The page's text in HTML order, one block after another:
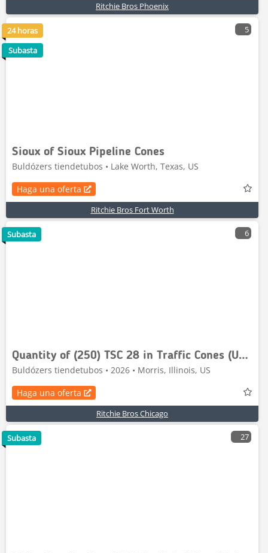
Ritchie Bros Phoenix
5
Sioux of Sioux Pipeline Cones
Buldózers tiendetubos • Lake Worth, Texas, US
Haga una oferta
Ritchie Bros Fort Worth
24 horas
Subasta
6
Quantity of (250) TSC 28 in Traffic Cones (Unused
Buldózers tiendetubos • 2026 • Morris, Illinois, US
Haga una oferta
Ritchie Bros Chicago
Subasta
27
Subasta